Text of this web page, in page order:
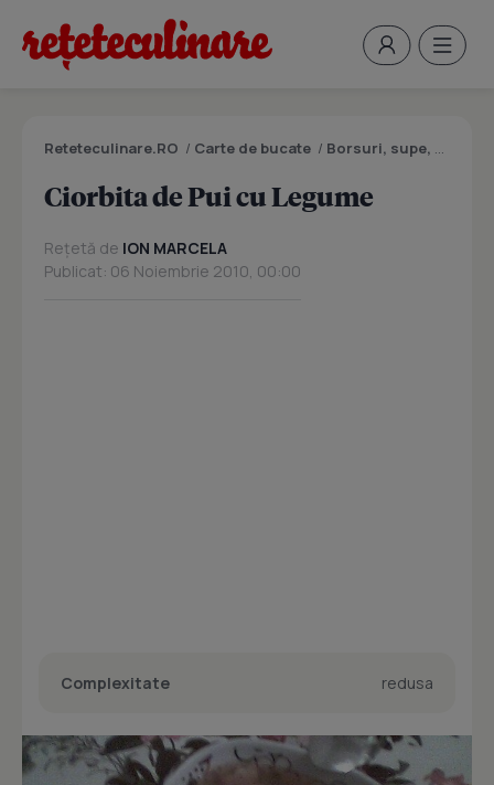
Reteteculinare.RO / Carte de bucate / Borsuri, supe, ciorbe
Ciorbita de Pui cu Legume
Rețetă de ION MARCELA
Publicat: 06 Noiembrie 2010, 00:00
Complexitate redusa